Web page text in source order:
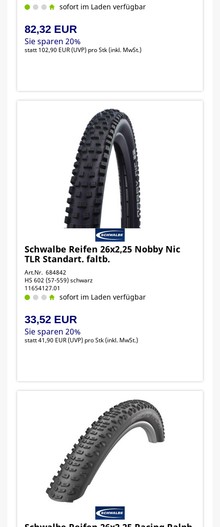
sofort im Laden verfügbar
82,32 EUR
Sie sparen 20%
statt 102,90 EUR(UVP) pro Stk (inkl. MwSt.)
Schwalbe Reifen 26x2,25 Nobby Nic
TLR Standart. faltb.
Art.Nr. 684842
HS 602 (57-559) schwarz
11654127.01
sofort im Laden verfügbar
33,52 EUR
Sie sparen 20%
statt41,90 EUR(UVP) pro Stk (inkl. MwSt.)